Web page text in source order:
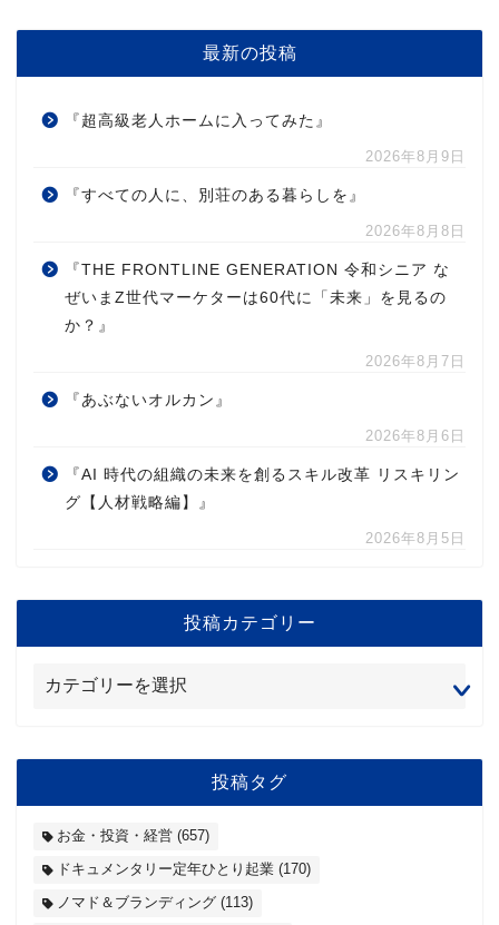
最新の投稿
『超高級老人ホームに入ってみた』
2026年8月9日
『すべての人に、別荘のある暮らしを』
2026年8月8日
『THE FRONTLINE GENERATION 令和シニア な
ぜいまZ世代マーケターは60代に「未来」を見るの
か？』
2026年8月7日
『あぶないオルカン』
2026年8月6日
『AI 時代の組織の未来を創るスキル改革 リスキリン
グ【人材戦略編】』
2026年8月5日
投稿カテゴリー
投稿タグ
お金・投資・経営 (657)
ドキュメンタリー定年ひとり起業 (170)
ノマド＆ブランディング (113)